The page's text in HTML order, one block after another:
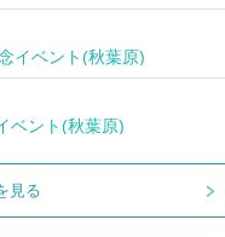
イベント(秋葉原)
ベント(秋葉原)
見る